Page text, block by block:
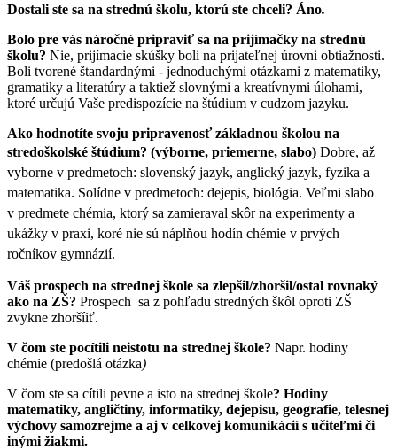
Dostali ste sa na strednú školu, ktorú ste chceli? Áno.
Bolo pre vás náročné pripraviť sa na prijímačky na strednú
školu? Nie, prijímacie skúšky boli na prijateľnej úrovni obtiažnosti.
Boli tvorené štandardnými - jednoduchými otázkami z matematiky,
gramatiky a literatúry a taktiež slovnými a kreatívnymi úlohami,
ktoré určujú Vaše predispozície na štúdium v cudzom jazyku.
Ako hodnotíte svoju pripravenosť základnou školou na
stredoškolské štúdium? (výborne, priemerne, slabo) Dobre, až
vyborne v predmetoch: slovenský jazyk, anglický jazyk, fyzika a
matematika. Solídne v predmetoch: dejepis, biológia. Veľmi slabo
v predmete chémia, ktorý sa zamieraval skôr na experimenty a
ukážky v praxi, koré nie sú náplňou hodín chémie v prvých
ročníkov gymnázií.
Váš prospech na strednej škole sa zlepšil/zhoršil/ostal rovnaký
ako na ZŠ? Prospech sa z pohľadu stredných škôl oproti ZŠ
zvykne zhoršíiť.
V čom ste pocítili neistotu na strednej škole? Napr. hodiny
chémie (predošlá otázka)
V čom ste sa cítili pevne a isto na strednej škole? Hodiny
matematiky, angličtiny, informatiky, dejepisu, geografie, telesnej
výchovy samozrejme a aj v celkovej komunikácií s učiteľmi či
inými žiakmi.